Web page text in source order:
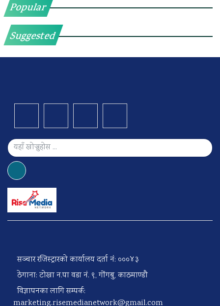
Popular
Suggested
सञ्चार रजिस्ट्रारको कार्यालय दर्ता नं: ०००४३
ठेगाना: टोखा न.पा वडा नं. ९, गोंगबु, काठमाण्डौ
विज्ञापनका लागि सम्पर्क:
marketing.risemedianetwork@gmail.com